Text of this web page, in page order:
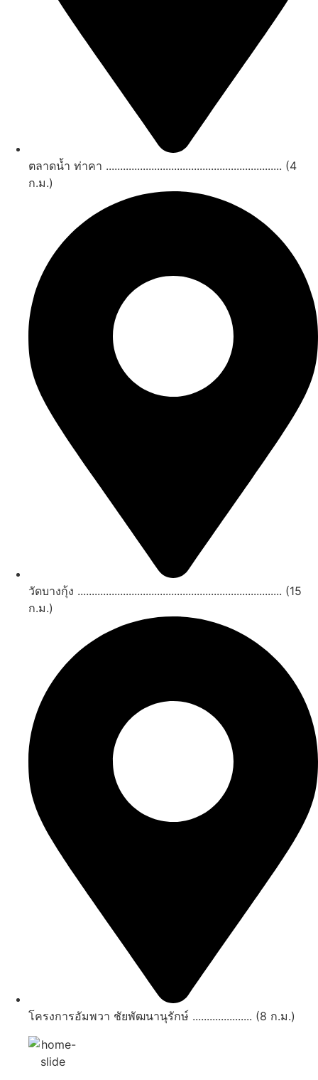
ตลาดน้ำ ท่าคา .............................................................. (4
ก.ม.)
วัดบางกุ้ง ........................................................................ (15
ก.ม.)
โครงการอัมพวา ชัยพัฒนานุรักษ์ ..................... (8 ก.ม.)